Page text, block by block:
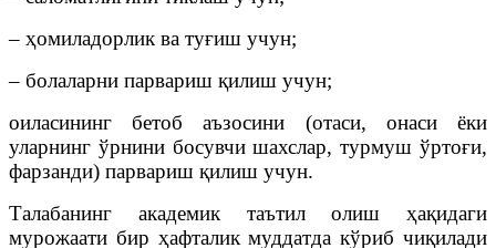
– ҳомиладорлик ва туғиш учун;
– болаларни парвариш қилиш учун;
оиласининг бетоб аъзосини (отаси, онаси ёки
уларнинг ўрнини босувчи шахслар, турмуш ўртоғи,
фарзанди) парвариш қилиш учун.
Талабанинг академик таътил олиш ҳақидаги
мурожаати бир ҳафталик муддатда кўриб чиқилади